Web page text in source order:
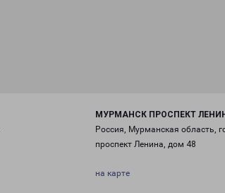
МУРМАНСК ПРОСПЕКТ
Россия, Мурманская область,
проспект Ленина, дом 48
на карте